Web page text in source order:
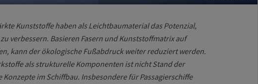
Kunststoffe haben als Leichtbaumaterial das Potenzial,
verbessern. Basieren Fasern und Kunststoffmatrix auf
kann der ökologische Fußabdruck weiter reduziert werden.
als strukturelle Komponenten ist nicht Stand der
im Schiffbau. Insbesondere für Passagierschiffe